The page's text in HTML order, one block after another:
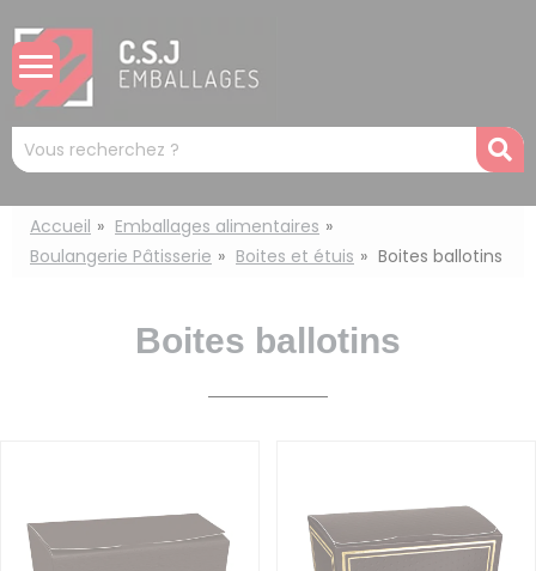
Mots
clés
:
Accueil
Emballages alimentaires
Boulangerie Pâtisserie
Boites et étuis Boites ballotins
Boites ballotins